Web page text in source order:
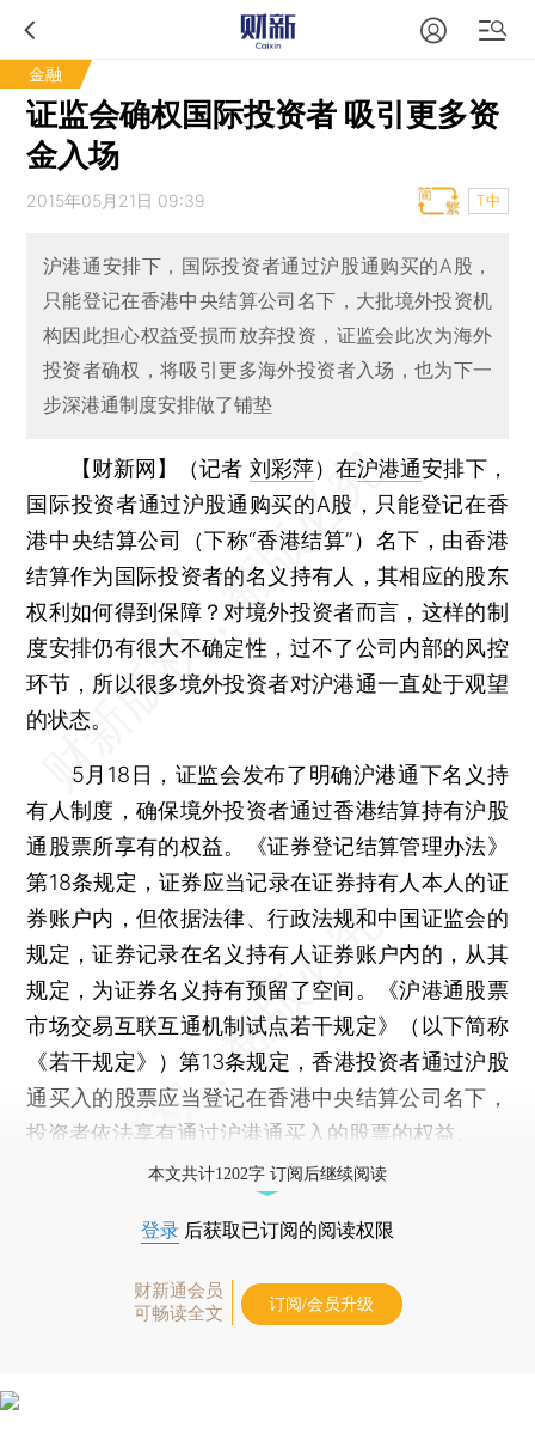
金融
证监会确权国际投资者 吸引更多资
金入场
2015年05月21日 09:39 T中
沪港通安排下，国际投资者通过沪股通购买的A股，
只能登记在香港中央结算公司名下，大批境外投资机
构因此担心权益受损而放弃投资，证监会此次为海外
投资者确权，将吸引更多海外投资者入场，也为下一
步深港通制度安排做了铺垫
【财新网】（记者 刘彩萍） 在沪港通安排下，
国际投资者通过沪股通购买的A股，只能登记在香
港中央结算公司（下称“香港结算”）名下，由香港
结算作为国际投资者的名义持有人，其相应的股东
权利如何得到保障？对境外投资者而言，这样的制
度安排仍有很大不确定性，过不了公司内部的风控
环节，所以很多境外投资者对沪港通一直处于观望
的状态。
5月18日，证监会发布了明确沪港通下名义持
有人制度，确保境外投资者通过香港结算持有沪股
通股票所享有的权益。《证券登记结算管理办法》
第18条规定，证券应当记录在证券持有人本人的证
券账户内，但依据法律、行政法规和中国证监会的
规定，证券记录在名义持有人证券账户内的，从其
规定，为证券名义持有预留了空间。《沪港通股票
市场交易互联互通机制试点若干规定》（以下简称
《若干规定》）第13条规定，香港投资者通过沪股
通买入的股票应当登记在香港中央结算公司名下，
投资者依法享有通过沪港通买入的股票的权益。
本文共计1202字 订阅后继续阅读
登录 后获取已订阅的阅读权限
财新通会员
可畅读全文
订阅/会员升级